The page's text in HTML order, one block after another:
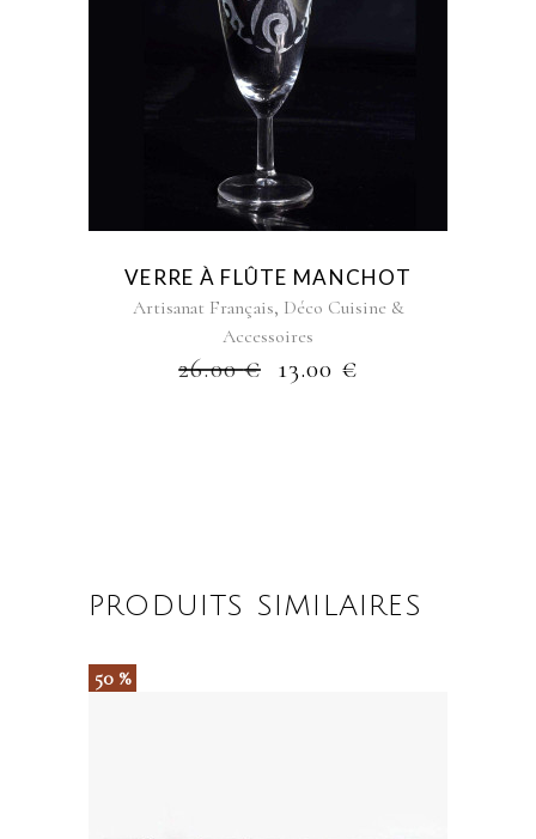
VERRE À FLÛTE MANCHOT
Artisanat Français, Déco Cuisine &
Accessoires
26.00€ 13.00 €
PRODUITS SIMILAIRES
50 %